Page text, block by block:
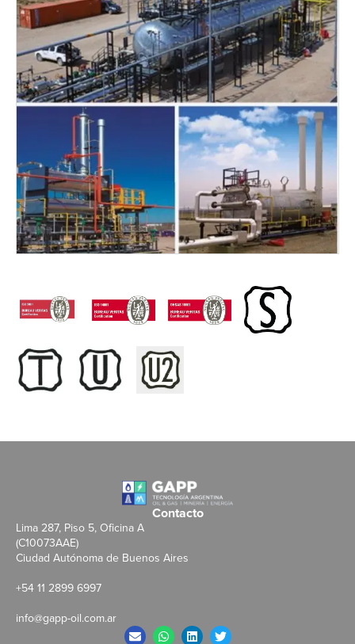
Contacto
Lima 287, Piso 5, Oficina A
(C10073AAE)
Ciudad Autónoma de Buenos Aires
+54 11 2899 6997
info@gapp-oil.com.ar